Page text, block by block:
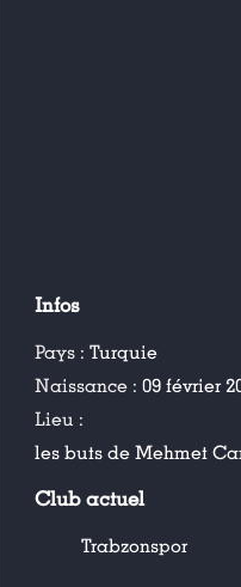
Infos
Pays : Turquie
Naissance : 09 février
Lieu :
les buts de Mehmet
Club actuel
Trabzonspor